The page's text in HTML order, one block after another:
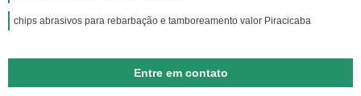
chips abrasivos para rebarbação e tamboreamento valor Piracicaba
Entre em contato